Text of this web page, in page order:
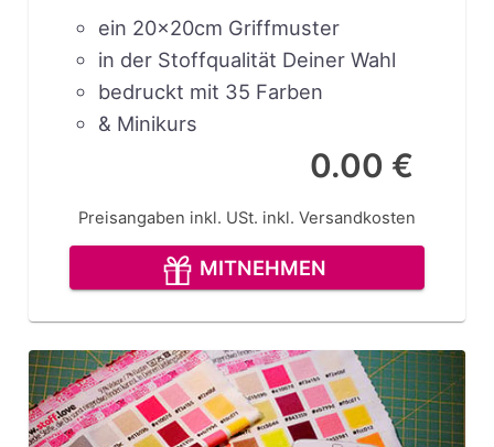
ein 20x20cm Griffmuster
in der Stoffqualität Deiner Wahl
bedruckt mit 35 Farben
& Minikurs
0.00 €
Preisangaben inkl. USt. inkl. Versandkosten
MITNEHMEN